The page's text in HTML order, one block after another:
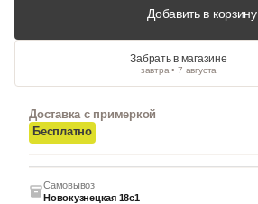
Добавить в корзину
Забрать в магазине
завтра • 7 августа
Доставка с примеркой
Бесплатно
Самовывоз
Новокузнецкая 18с1